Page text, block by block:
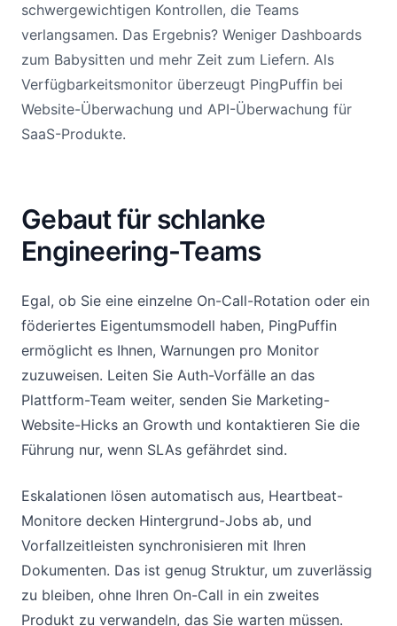
schwergewichtigen Kontrollen, die Teams
verlangsamen. Das Ergebnis? Weniger Dashboards
zum Babysitten und mehr Zeit zum Liefern. Als
Verfügbarkeitsmonitor überzeugt PingPuffin bei
Website-Überwachung und API-Überwachung für
SaaS-Produkte.
Gebaut für schlanke
Engineering-Teams
Egal, ob Sie eine einzelne On-Call-Rotation oder ein
föderiertes Eigentumsmodell haben, PingPuffin
ermöglicht es Ihnen, Warnungen pro Monitor
zuzuweisen. Leiten Sie Auth-Vorfälle an das
Plattform-Team weiter, senden Sie Marketing-
Website-Hicks an Growth und kontaktieren Sie die
Führung nur, wenn SLAs gefährdet sind.
Eskalationen lösen automatisch aus, Heartbeat-
Monitore decken Hintergrund-Jobs ab, und
Vorfallzeitleisten synchronisieren mit Ihren
Dokumenten. Das ist genug Struktur, um zuverlässig
zu bleiben, ohne Ihren On-Call in ein zweites
Produkt zu verwandeln, das Sie warten müssen.